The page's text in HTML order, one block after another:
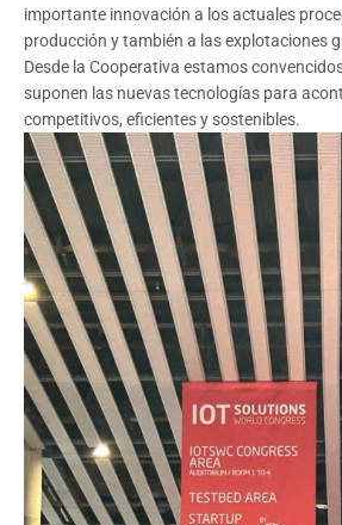
importante innovación a los actuales
producción y también a las explotaciones
Desde la Cooperativa estamos
suponen las nuevas tecnologías para
competitivos, eficientes y sostenibles.